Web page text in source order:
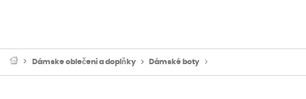
Dámske oblečeni a doplňky Dámské boty